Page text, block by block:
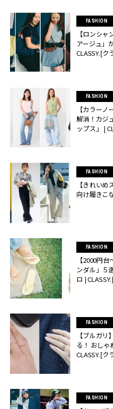
FASHION
【ロンシ
アージュ」
CLASSY.[ク
FASHION
【カラー
解消！カジ
ップス」 |
FASHION
【きれい
向け履きこ
FASHION
【2000円
ンダル」５
ロ |
FASHION
【ブルガ
る！ おしゃ
CLASSY.[ク
FASHION